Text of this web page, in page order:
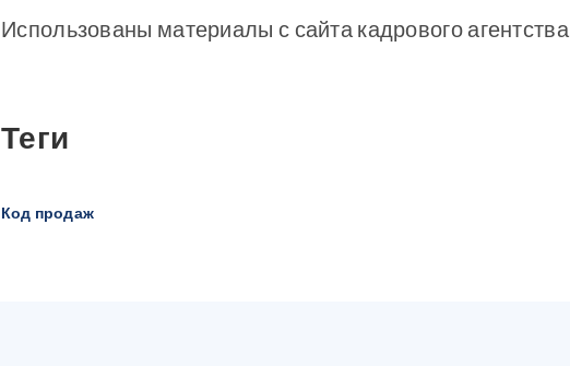
Использованы материалы с сайта кадрового агентства
Теги
Код продаж